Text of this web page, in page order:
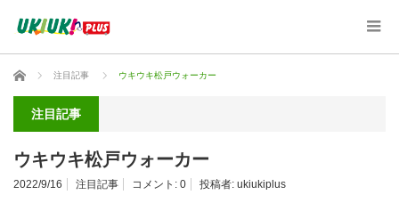
ホーム 注目記事 ウキウキ松戸ウォーカー
注目記事
ウキウキ松戸ウォーカー
2022/9/16 注目記事 コメント: 0 投稿者: ukiukiplus